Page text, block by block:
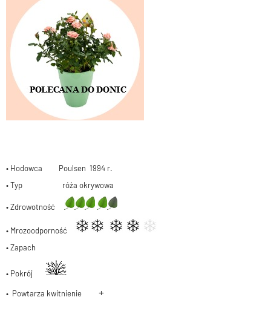
• Hodowca Poulsen 1994 r.
• Typ róża okrywowa
• Zdrowotność
• Mrozoodporność
• Zapach
• Pokrój
• Powtarza kwitnienie +